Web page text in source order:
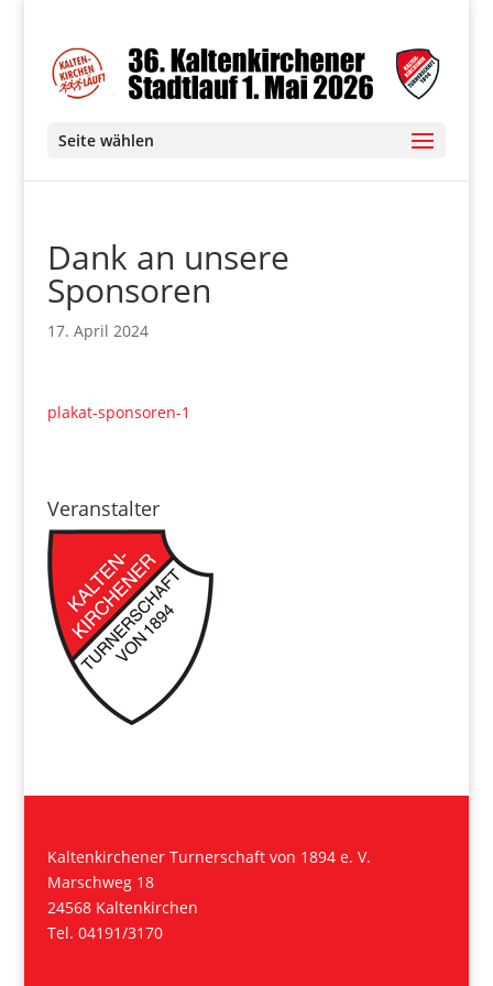
Seite wählen
Dank an unsere
Sponsoren
17. April 2024
plakat-sponsoren-1
Veranstalter
Kaltenkirchener Turnerschaft von 1894 e. V.
Marschweg 18
24568 Kaltenkirchen
Tel. 04191/3170